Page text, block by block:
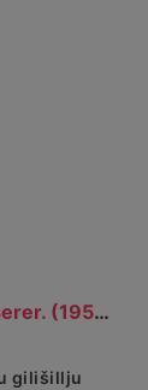
Konfirmánta cuccoda. Konfirmant poserer. (1950–195...
dieđuid
gilišillju